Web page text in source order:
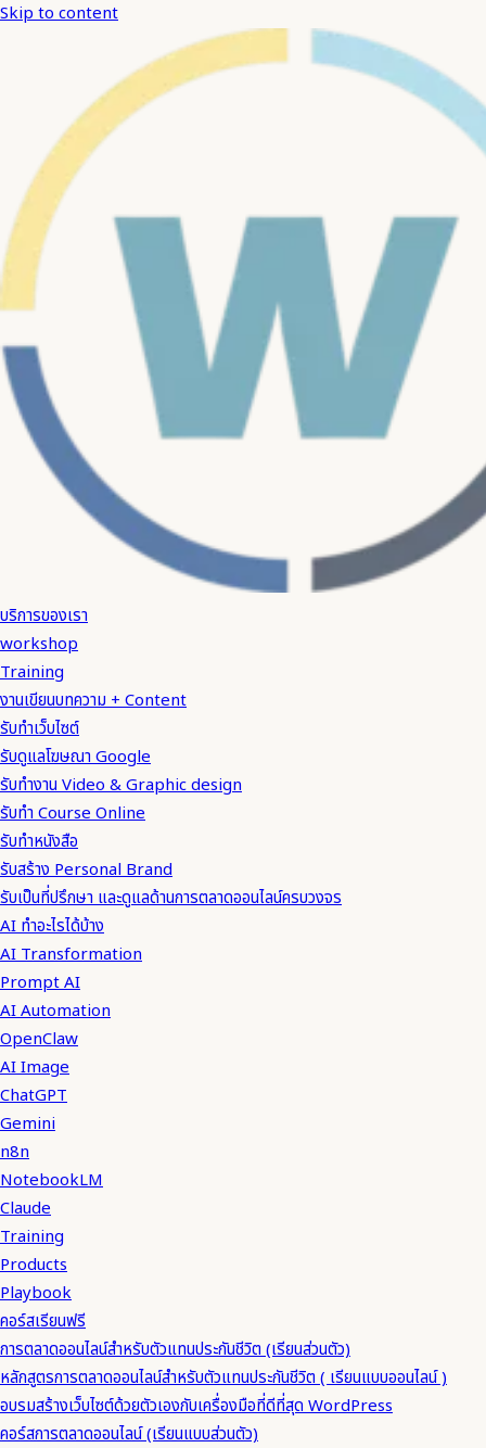
Skip to content
บริการของเรา
workshop
Training
งานเขียนบทความ + Content
รับทำเว็บไซต์
รับดูแลโฆษณา Google
รับทำงาน Video & Graphic design
รับทำ Course Online
รับทำหนังสือ
รับสร้าง Personal Brand
รับเป็นที่ปรึกษา และดูแลด้านการตลาดออนไลน์ครบวงจร
AI ทำอะไรได้บ้าง
AI Transformation
Prompt AI
AI Automation
OpenClaw
AI Image
ChatGPT
Gemini
n8n
NotebookLM
Claude
Training
Products
Playbook
คอร์สเรียนฟรี
การตลาดออนไลน์สำหรับตัวแทนประกันชีวิต (เรียนส่วนตัว)
หลักสูตรการตลาดออนไลน์สำหรับตัวแทนประกันชีวิต ( เรียนแบบออนไลน์ )
อบรมสร้างเว็บไซต์ด้วยตัวเองกับเครื่องมือที่ดีที่สุด WordPress
คอร์สการตลาดออนไลน์ (เรียนแบบส่วนตัว)